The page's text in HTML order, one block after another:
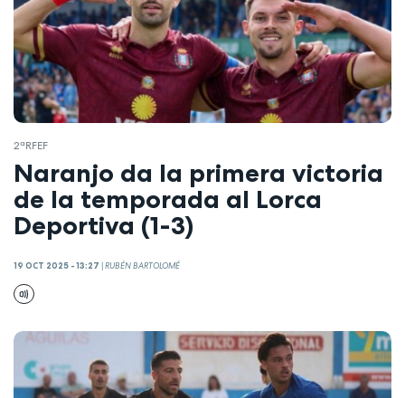
2ªRFEF
Naranjo da la primera victoria
de la temporada al Lorca
Deportiva (1-3)
19 OCT 2025 - 13:27 |RUBÉN BARTOLOMÉ